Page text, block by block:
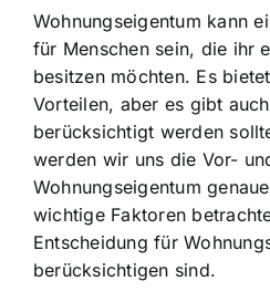
Wohnungseigentum kann
für Menschen sein, die ihr
besitzen möchten. Es
Vorteilen, aber es gibt
berücksichtigt werden
werden wir uns die Vor-
Wohnungseigentum
wichtige Faktoren
Entscheidung für
berücksichtigen sind.